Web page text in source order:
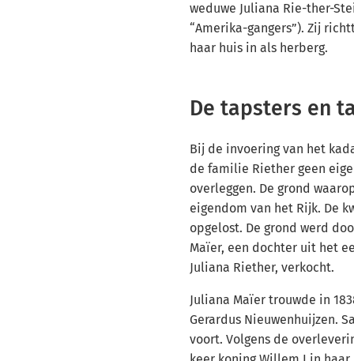
weduwe Juliana Rie-ther-
“Amerika-gangers”). Zij
haar huis in als herberg.
De tapsters en
Bij de invoering van het
de familie Riether geen
overleggen. De grond
eigendom van het Rijk. De
opgelost. De grond werd
Maïer, een dochter uit het
Juliana Riether, verkocht.
Juliana Maïer trouwde in
Gerardus Nieuwenhuijzen.
voort. Volgens de